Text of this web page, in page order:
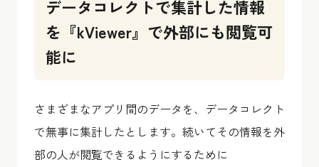
データコレクトで集計した情報
を『kViewer』で外部にも閲覧可
能に
さまざまなアプリ間のデータを、データコレクト
で無事に集計したとします。続いてその情報を外
部の人が閲覧できるようにするために